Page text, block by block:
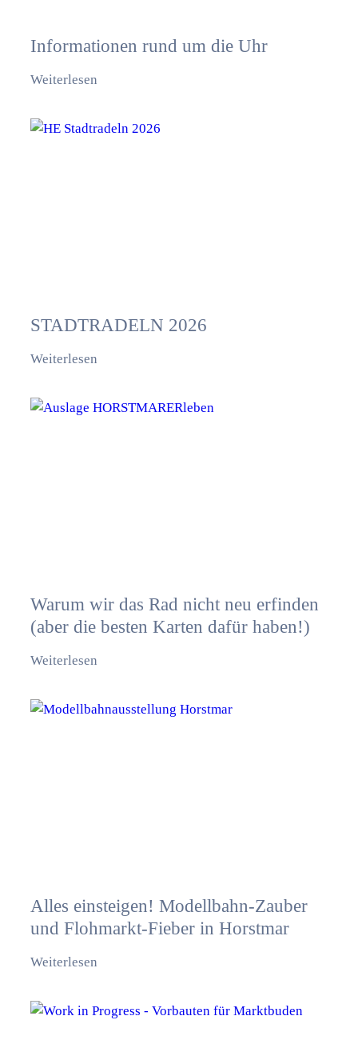
Informationen rund um die Uhr
Weiterlesen
STADTRADELN 2026
Weiterlesen
Warum wir das Rad nicht neu erfinden
(aber die besten Karten dafür haben!)
Weiterlesen
Alles einsteigen! Modellbahn-Zauber
und Flohmarkt-Fieber in Horstmar
Weiterlesen